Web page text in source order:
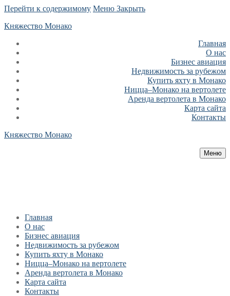
Перейти к содержимому Меню Закрыть
Княжество Монако
Главная
О нас
Бизнес авиация
Недвижимость за рубежом
Купить яхту в Монако
Ницца–Монако на вертолете
Аренда вертолета в Монако
Карта сайта
Контакты
Княжество Монако
Меню
Главная
О нас
Бизнес авиация
Недвижимость за рубежом
Купить яхту в Монако
Ницца–Монако на вертолете
Аренда вертолета в Монако
Карта сайта
Контакты